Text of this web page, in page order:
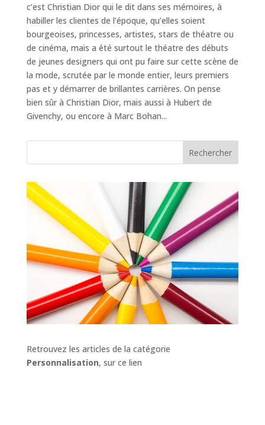
c’est Christian Dior qui le dit dans ses mémoires, à
habiller les clientes de l’époque, qu’elles soient
bourgeoises, princesses, artistes, stars de théatre ou
de cinéma, mais a été surtout le théatre des débuts
de jeunes designers qui ont pu faire sur cette scène de
la mode, scrutée par le monde entier, leurs premiers
pas et y démarrer de brillantes carrières. On pense
bien sûr à Christian Dior, mais aussi à Hubert de
Givenchy, ou encore à Marc Bohan...
Rechercher
Retrouvez les articles de la catégorie
Personnalisation, sur ce lien